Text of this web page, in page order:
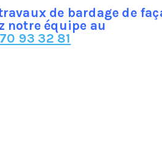
de bardage de
notre équipe au
93 32 81